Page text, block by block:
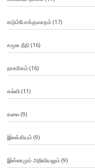
கடும்போக்குவாதம்(17)
சமூக நீதி (16)
நாகரிகம்(16)
கல்வி (11)
கலை(9)
இலக்கியம்(9)
இஸ்லாமும் அறிவியலும்(9)